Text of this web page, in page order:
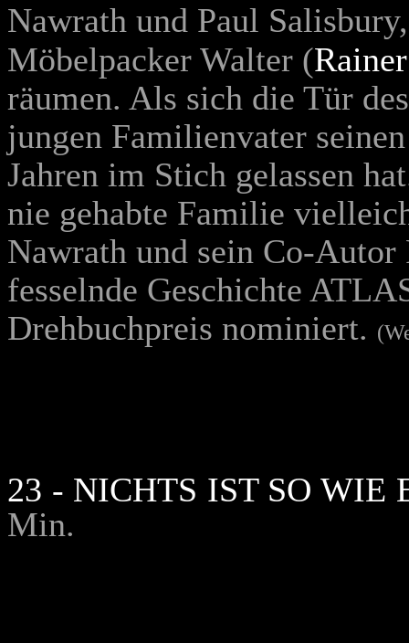
Nawrath und Paul
Möbelpacker Walter (
räumen. Als sich die Tür
jungen Familienvater
Jahren im Stich gelassen
nie gehabte Familie
Nawrath und sein Co-
fesselnde Geschichte
Drehbuchpreis nominiert.
23 - NICHTS IST SO WIE
Min.